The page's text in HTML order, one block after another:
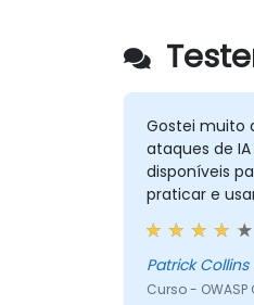
Gostei muito
ataques de
disponíveis
praticar e
segurança.
bastante
não tinha no
foi
Patrick
Curso - OWASP